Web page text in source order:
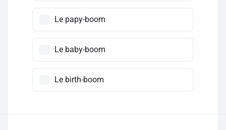
Le papy-boom
Le baby-boom
Le birth-boom